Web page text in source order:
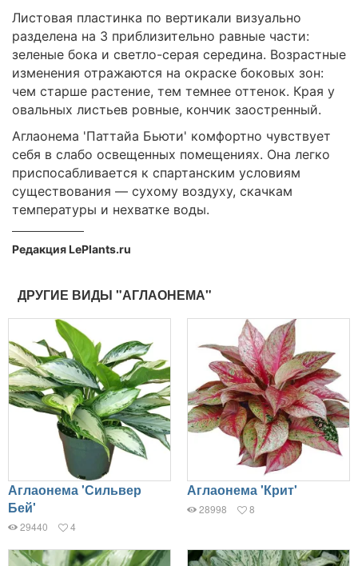
Листовая пластинка по вертикали визуально
разделена на 3 приблизительно равные части:
зеленые бока и светло-серая середина. Возрастные
изменения отражаются на окраске боковых зон:
чем старше растение, тем темнее оттенок. Края у
овальных листьев ровные, кончик заостренный.
Аглаонема 'Паттайа Бьюти' комфортно чувствует
себя в слабо освещенных помещениях. Она легко
приспосабливается к спартанским условиям
существования — сухому воздуху, скачкам
температуры и нехватке воды.
Редакция LePlants.ru
ДРУГИЕ ВИДЫ "АГЛАОНЕМА"
Аглаонема 'Сильвер
Бей'
29440 4
Аглаонема 'Крит'
28998 8